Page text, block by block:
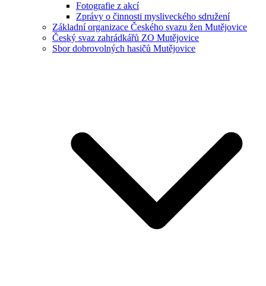
Fotografie z akcí
Zprávy o činnosti mysliveckého sdružení
Základní organizace Českého svazu žen Mutějovice
Český svaz zahrádkářů ZO Mutějovice
Sbor dobrovolných hasičů Mutějovice